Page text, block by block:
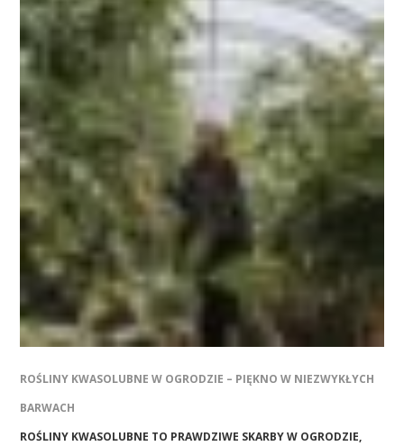
ROŚLINY KWASOLUBNE W OGRODZIE – PIĘKNO W NIEZWYKŁYCH
BARWACH
ROŚLINY KWASOLUBNE TO PRAWDZIWE SKARBY W OGRODZIE,